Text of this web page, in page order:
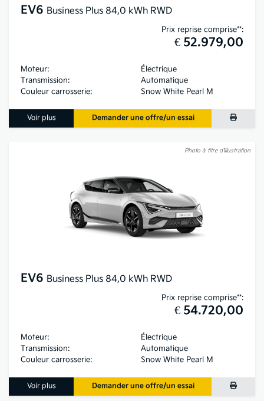
EV6 Business Plus 84,0 kWh RWD
Prix reprise comprise**:
€ 52.979,00
Moteur:
Électrique
Transmission:
Automatique
Couleur carrosserie:
Snow White Pearl M
Voir plus Demander une offre/un essai
Photo à titre d’illustration
EV6 Business Plus 84,0 kWh RWD
Prix reprise comprise**:
€ 54.720,00
Moteur:
Électrique
Transmission:
Automatique
Couleur carrosserie:
Snow White Pearl M
Voir plus Demander une offre/un essai